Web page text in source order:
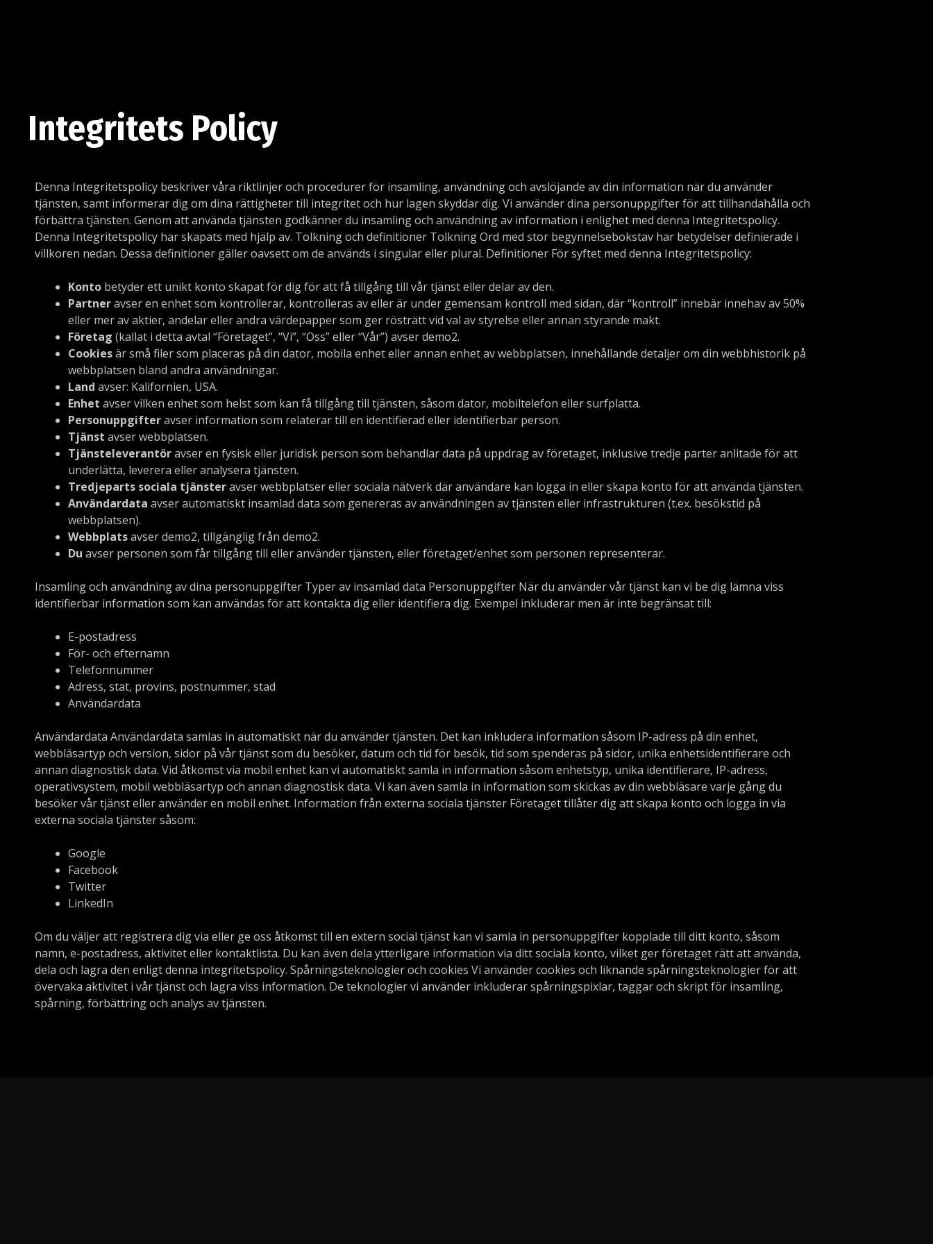
Integritets Policy
Denna Integritetspolicy beskriver våra riktlinjer och procedurer för insamling, användning och avslöjande av din information när du använder
tjänsten, samt informerar dig om dina rättigheter till integritet och hur lagen skyddar dig. Vi använder dina personuppgifter för att tillhandahålla och
förbättra tjänsten. Genom att använda tjänsten godkänner du insamling och användning av information i enlighet med denna Integritetspolicy.
Denna Integritetspolicy har skapats med hjälp av. Tolkning och definitioner Tolkning Ord med stor begynnelsebokstav har betydelser definierade i
villkoren nedan. Dessa definitioner gäller oavsett om de används i singular eller plural. Definitioner För syftet med denna Integritetspolicy:
Konto betyder ett unikt konto skapat för dig för att få tillgång till vår tjänst eller delar av den.
Partneravser en enhet som kontrollerar, kontrolleras av eller är under gemensam kontroll med sidan, där “kontroll” innebär innehav av 50%
eller mer av aktier, andelar eller andra värdepapper som ger rösträtt vid val av styrelse eller annan styrande makt.
Företag (kallat i detta avtal “Företaget”, “Vi”, “Oss” eller “Vår”) avser demo2.
Cookiesär små filer som placeras på din dator, mobila enhet eller annan enhet av webbplatsen, innehållande detaljer om din webbhistorik på
webbplatsen bland andra användningar.
Land avser: Kalifornien, USA.
Enhet avser vilken enhet som helst som kan få tillgång till tjänsten, såsom dator, mobiltelefon eller surfplatta.
Personuppgifteravser information som relaterar till en identifierad eller identifierbar person.
Tjänst avser webbplatsen.
Tjänsteleverantöravser en fysisk eller juridisk person som behandlar data på uppdrag av företaget, inklusive tredje parter anlitade för att
underlätta, leverera eller analysera tjänsten.
Tredjeparts sociala tjänsteravser webbplatser eller sociala nätverk där användare kan logga in eller skapa konto för att använda tjänsten.
Användardata avser automatiskt insamlad data som genereras av användningen av tjänsten eller infrastrukturen (t.ex. besökstid på
webbplatsen).
Webbplatsavser demo2, tillgänglig från demo2.
Du avser personen som får tillgång till eller använder tjänsten, eller företaget/enhet som personen representerar.
Insamling och användning av dina personuppgifter Typer av insamlad data Personuppgifter När du använder vår tjänst kan vi be dig lämna viss
identifierbar information som kan användas för att kontakta dig eller identifiera dig. Exempel inkluderar men är inte begränsat till:
E-postadress
För- och efternamn
Telefonnummer
Adress, stat, provins, postnummer, stad
Användardata
Användardata Användardata samlas in automatiskt när du använder tjänsten. Det kan inkludera information såsom IP-adress på din enhet,
webbläsartyp och version, sidor på vår tjänst som du besöker, datum och tid för besök, tid som spenderas på sidor, unika enhetsidentifierare och
annan diagnostisk data. Vid åtkomst via mobil enhet kan vi automatiskt samla in information såsom enhetstyp, unika identifierare, IP-adress,
operativsystem, mobil webbläsartyp och annan diagnostisk data. Vi kan även samla in information som skickas av din webbläsare varje gång du
besöker vår tjänst eller använder en mobil enhet. Information från externa sociala tjänster Företaget tillåter dig att skapa konto och logga in via
externa sociala tjänster såsom:
Google
Facebook
Twitter
LinkedIn
Om du väljer att registrera dig via eller ge oss åtkomst till en extern social tjänst kan vi samla in personuppgifter kopplade till ditt konto, såsom
namn, e-postadress, aktivitet eller kontaktlista. Du kan även dela ytterligare information via ditt sociala konto, vilket ger företaget rätt att använda,
dela och lagra den enligt denna integritetspolicy. Spårningsteknologier och cookies Vi använder cookies och liknande spårningsteknologier för att
övervaka aktivitet i vår tjänst och lagra viss information. De teknologier vi använder inkluderar spårningspixlar, taggar och skript för insamling,
spårning, förbättring och analys av tjänsten.